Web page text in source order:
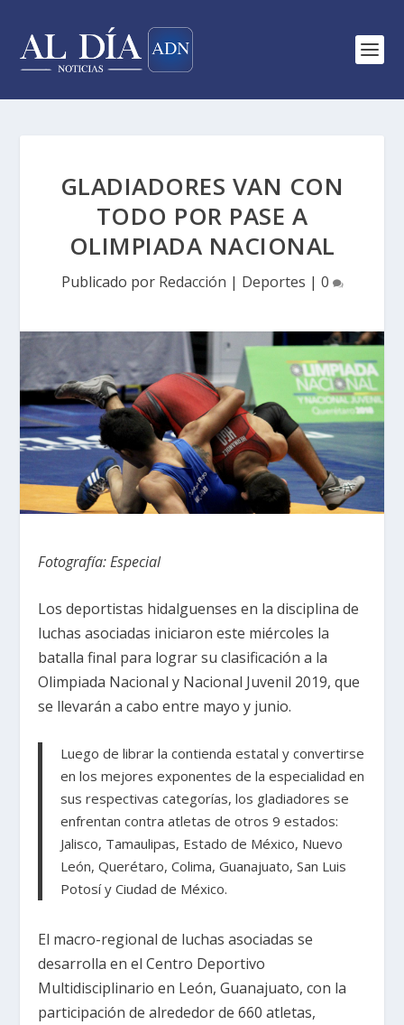
GLADIADORES VAN CON
TODO POR PASE A
OLIMPIADA NACIONAL
Publicado por Redacción | Deportes | 0
Fotografía: Especial
Los deportistas hidalguenses en la disciplina de
luchas asociadas iniciaron este miércoles la
batalla final para lograr su clasificación a la
Olimpiada Nacional y Nacional Juvenil 2019, que
se llevarán a cabo entre mayo y junio.
Luego de librar la contienda estatal y convertirse
en los mejores exponentes de la especialidad en
sus respectivas categorías, los gladiadores se
enfrentan contra atletas de otros 9 estados:
Jalisco, Tamaulipas, Estado de México, Nuevo
León, Querétaro, Colima, Guanajuato, San Luis
Potosí y Ciudad de México.
El macro-regional de luchas asociadas se
desarrolla en el Centro Deportivo
Multidisciplinario en León, Guanajuato, con la
participación de alrededor de 660 atletas,